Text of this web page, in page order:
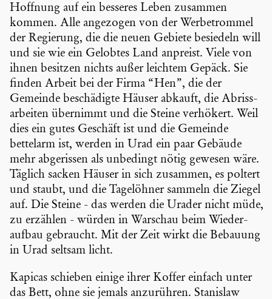
Hoffnung auf ein besseres Leben zusammen
kommen. Alle angezogen von der Werbe­trommel
der Regierung, die die neuen Gebiete besiedeln will
und sie wie ein Gelobtes Land anpreist. Viele von
ihnen besitzen nichts außer leichtem Gepäck. Sie
finden Arbeit bei der Firma “Hen”, die der
Gemeinde beschä­digte Häuser abkauft, die Abriss­
ar­beiten übernimmt und die Steine verhökert. Weil
dies ein gutes Geschäft ist und die Gemeinde
bettelarm ist, werden in Urad ein paar Gebäude
mehr abgerissen als unbedingt nötig gewesen wäre.
Täglich sacken Häuser in sich zusammen, es poltert
und staubt, und die Tagelöhner sammeln die Ziegel
auf. Die Steine - das werden die Urader nicht müde,
zu erzählen - würden in Warschau beim Wieder­
aufbau gebraucht. Mit der Zeit wirkt die Bebauung
in Urad seltsam licht.
Kapicas schieben einige ihrer Koffer einfach unter
das Bett, ohne sie jemals anzurühren. Stanislaw